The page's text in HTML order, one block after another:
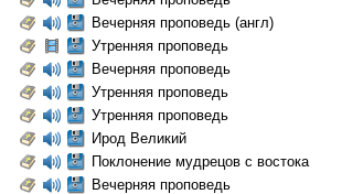
Вечерняя проповедь (англ)
Утренняя проповедь
Вечерняя проповедь
Утренняя проповедь
Утренняя проповедь
Ирод Великий
Поклонение мудрецов c востока
Вечерняя проповедь